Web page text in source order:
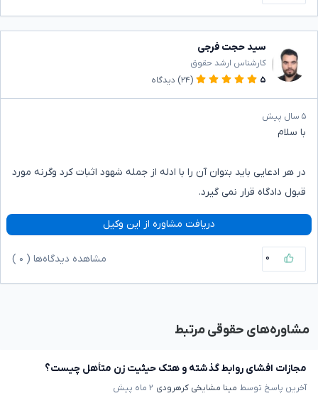
سید حجت فرجی
کارشناس ارشد حقوق
۵
(۲۴) دیدگاه
۵ سال پیش
با سلام
در هر ادعایی باید بتوان آن را با ادله از جمله شهود اثبات کرد وگرنه مورد
قبول دادگاه قرار نمی گیرد.
دریافت مشاوره از این وکیل
۰ مشاهده دیدگاه‌ها ( ۰
مشاوره‌های حقوقی مرتبط
مجازات افشای روابط گذشته و هتک حیثیت زن متأهل چیست؟
آخرین پاسخ توسط مینا مشایخی کرهرودی ۲ ماه پیش